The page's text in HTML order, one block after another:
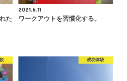
た
2021.6.11
ワークアウトを習慣化する。
成功体験